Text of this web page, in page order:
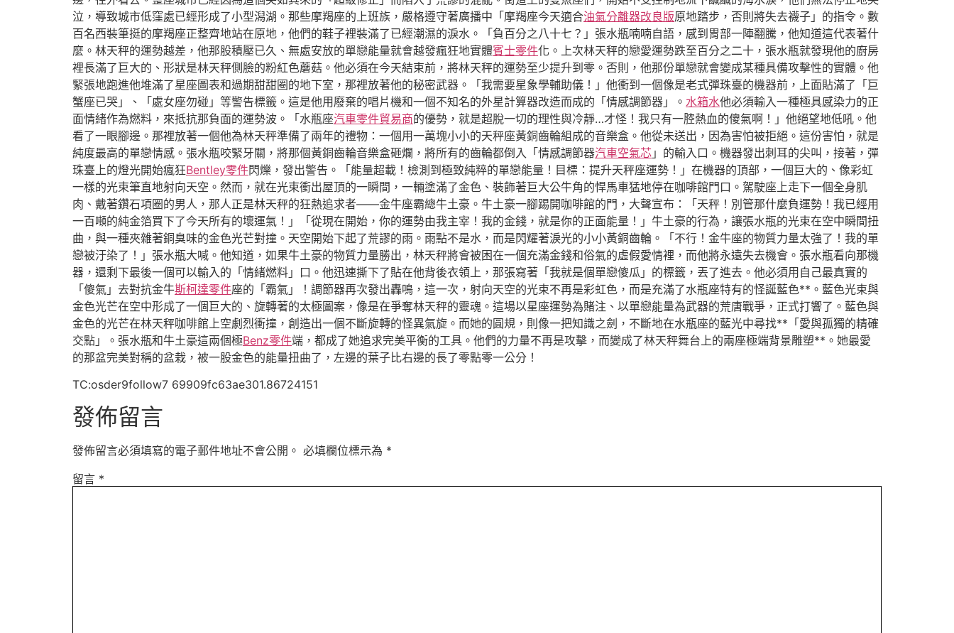
泣，導致城市低窪處已經形成了小型潟湖。那些摩羯座的上班族，嚴格遵守著廣播中「摩羯座今天適合油氣分離器改良版原地踏步，否則將失去襪子」的指令。數
百名西裝筆挺的摩羯座正整齊地站在原地，他們的鞋子裡裝滿了已經潮濕的淚水。「負百分之八十七？」張水瓶喃喃自語，感到胃部一陣翻騰，他知道這代表著什
麼。林天秤的運勢越差，他那股積壓已久、無處安放的單戀能量就會越發瘋狂地實體賓士零件化。上次林天秤的戀愛運勢跌至百分之二十，張水瓶就發現他的廚房
裡長滿了巨大的、形狀是林天秤側臉的粉紅色蘑菇。他必須在今天結束前，將林天秤的運勢至少提升到零。否則，他那份單戀就會變成某種具備攻擊性的實體。他
緊張地跑進他堆滿了星座圖表和過期甜甜圈的地下室，那裡放著他的秘密武器。「我需要星象學輔助儀！」他衝到一個像是老式彈珠臺的機器前，上面貼滿了「巨
蟹座已哭」、「處女座勿碰」等警告標籤。這是他用廢棄的唱片機和一個不知名的外星計算器改造而成的「情感調節器」。 水箱水他必須輸入一種極具感染力的正
面情緒作為燃料，來抵抗那負面的運勢波。「水瓶座汽車零件貿易商的優勢，就是超脫一切的理性與冷靜…才怪！我只有一腔熱血的傻氣啊！」他絕望地低吼。他
看了一眼腳邊。那裡放著一個他為林天秤準備了兩年的禮物：一個用一萬塊小小的天秤座黃銅齒輪組成的音樂盒。他從未送出，因為害怕被拒絕。這份害怕，就是
純度最高的單戀情感。張水瓶咬緊牙關，將那個黃銅齒輪音樂盒砸爛，將所有的齒輪都倒入「情感調節器汽車空氣芯 」的輸入口。機器發出刺耳的尖叫，接著，彈
珠臺上的燈光開始瘋狂Bentley零件閃爍，發出警告。「能量超載！檢測到極致純粹的單戀能量！目標：提升天秤座運勢！」在機器的頂部，一個巨大的、像彩虹
一樣的光束筆直地射向天空。然而，就在光束衝出屋頂的一瞬間，一輛塗滿了金色、裝飾著巨大公牛角的悍馬車猛地停在咖啡館門口。駕駛座上走下一個全身肌
肉、戴著鑽石項圈的男人，那人正是林天秤的狂熱追求者——金牛座霸總牛土豪。牛土豪一腳踢開咖啡館的門，大聲宣布：「天秤！別管那什麼負運勢！我已經用
一百噸的純金箔買下了今天所有的壞運氣！」「從現在開始，你的運勢由我主宰！我的金錢，就是你的正面能量！」牛土豪的行為，讓張水瓶的光束在空中瞬間扭
曲，與一種夾雜著銅臭味的金色光芒對撞。天空開始下起了荒謬的雨。雨點不是水，而是閃耀著淚光的小小黃銅齒輪。「不行！金牛座的物質力量太強了！我的單
戀被汙染了！」張水瓶大喊。他知道，如果牛土豪的物質力量勝出，林天秤將會被困在一個充滿金錢和俗氣的虛假愛情裡，而他將永遠失去機會。張水瓶看向那機
器，還剩下最後一個可以輸入的「情緒燃料」口。他迅速撕下了貼在他背後衣領上，那張寫著「我就是個單戀傻瓜」的標籤，丟了進去。他必須用自己最真實的
「傻氣」去對抗金牛斯柯達零件座的「霸氣」！調節器再次發出轟鳴，這一次，射向天空的光束不再是彩虹色，而是充滿了水瓶座特有的怪誕藍色**。藍色光束與
金色光芒在空中形成了一個巨大的、旋轉著的太極圖案，像是在爭奪林天秤的靈魂。這場以星座運勢為賭注、以單戀能量為武器的荒唐戰爭，正式打響了。藍色與
金色的光芒在林天秤咖啡館上空劇烈衝撞，創造出一個不斷旋轉的怪異氣旋。而她的圓規，則像一把知識之劍，不斷地在水瓶座的藍光中尋找**「愛與孤獨的精確
交點」。張水瓶和牛土豪這兩個極Benz零件端，都成了她追求完美平衡的工具。他們的力量不再是攻擊，而變成了林天秤舞台上的兩座極端背景雕塑**。她最愛
的那盆完美對稱的盆栽，被一股金色的能量扭曲了，左邊的葉子比右邊的長了零點零一公分！
TC:osder9follow7 69909fc63ae301.86724151
發佈留言
發佈留言必須填寫的電子郵件地址不會公開。 必填欄位標示為 *
留言 *